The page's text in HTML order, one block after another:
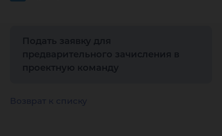
Подать заявку для
предварительного зачисления в
проектную команду
Возврат к списку